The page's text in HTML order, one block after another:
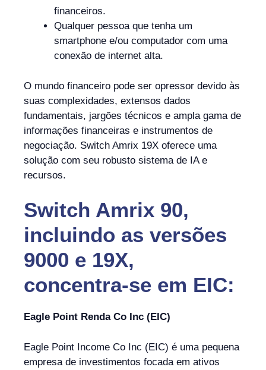
financeiros.
Qualquer pessoa que tenha um
smartphone e/ou computador com uma
conexão de internet alta.
O mundo financeiro pode ser opressor devido às
suas complexidades, extensos dados
fundamentais, jargões técnicos e ampla gama de
informações financeiras e instrumentos de
negociação. Switch Amrix 19X oferece uma
solução com seu robusto sistema de IA e
recursos.
Switch Amrix 90,
incluindo as versões
9000 e 19X,
concentra-se em EIC:
Eagle Point Renda Co Inc (EIC)
Eagle Point Income Co Inc (EIC) é uma pequena
empresa de investimentos focada em ativos